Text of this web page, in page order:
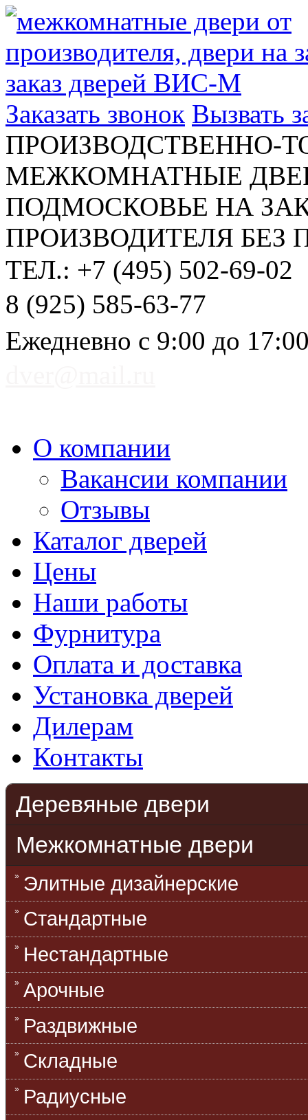
Заказать звонок Вызвать
ПРОИЗВОДСТВЕННО-
МЕЖКОМНАТНЫЕ
ПОДМОСКОВЬЕ НА
ПРОИЗВОДИТЕЛЯ БЕЗ
ТЕЛ.: +7 (495) 502-69-02
8 (925) 585-63-77
Ежедневно с 9:00 до
О компании
Вакансии компании
Отзывы
Каталог дверей
Цены
Наши работы
Фурнитура
Оплата и доставка
Установка дверей
Дилерам
Контакты
Деревяные двери
Межкомнатные двери
Элитные дизайнерские
Стандартные
Нестандартные
Арочные
Раздвижные
Складные
Радиусные